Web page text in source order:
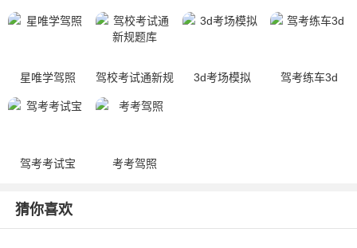
年
星唯学驾照
驾校考试通新规
题库
3d考场模拟 驾考练车3d
驾考考试宝 考考驾照
猜你喜欢